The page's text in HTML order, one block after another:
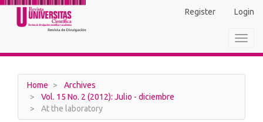
Main
Navigation
Main
Sidebar
Register Login
Home
Archives
Vol. 15 No. 2 (2012): Julio - diciembre
At the laboratory